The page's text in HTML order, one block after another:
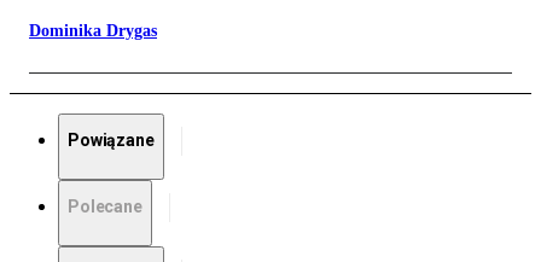
Dominika Drygas
Powiązane
Polecane